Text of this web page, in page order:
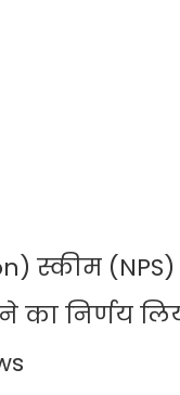
स्कीम
निर्णय